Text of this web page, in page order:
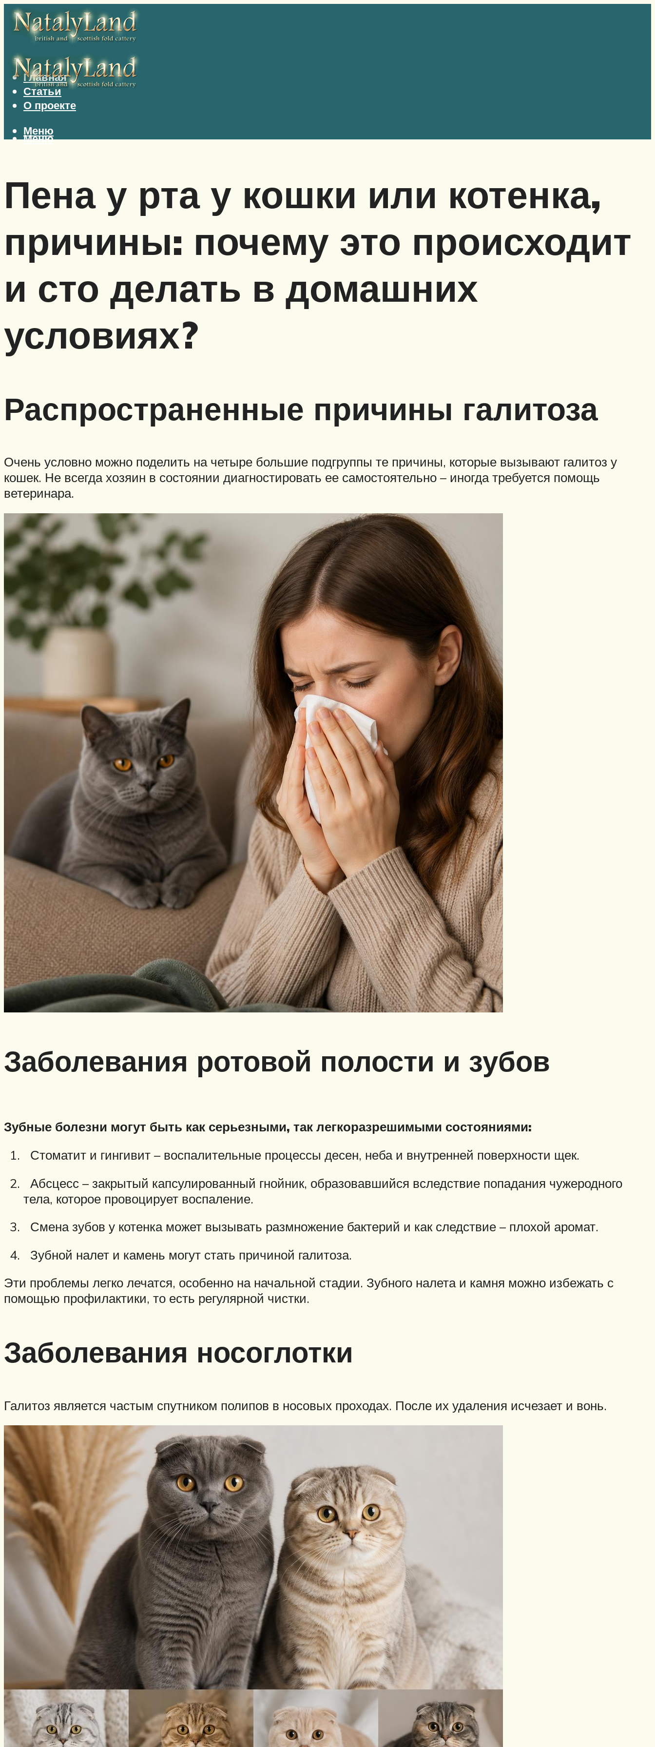
Главная
Статьи
О проекте
Меню
Меню
Пена у рта у кошки или котенка,
причины: почему это происходит
и сто делать в домашних
условиях?
Распространенные причины галитоза
Очень условно можно поделить на четыре большие подгруппы те причины, которые вызывают галитоз у
кошек. Не всегда хозяин в состоянии диагностировать ее самостоятельно – иногда требуется помощь
ветеринара.
Заболевания ротовой полости и зубов
Зубные болезни могут быть как серьезными, так легкоразрешимыми состояниями:
Стоматит и гингивит – воспалительные процессы десен, неба и внутренней поверхности щек.
Абсцесс – закрытый капсулированный гнойник, образовавшийся вследствие попадания чужеродного
тела, которое провоцирует воспаление.
Смена зубов у котенка может вызывать размножение бактерий и как следствие – плохой аромат.
Зубной налет и камень могут стать причиной галитоза.
Эти проблемы легко лечатся, особенно на начальной стадии. Зубного налета и камня можно избежать с
помощью профилактики, то есть регулярной чистки.
Заболевания носоглотки
Галитоз является частым спутником полипов в носовых проходах. После их удаления исчезает и вонь.